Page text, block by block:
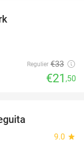
Regulier €33
€21 ,50
9.0 star